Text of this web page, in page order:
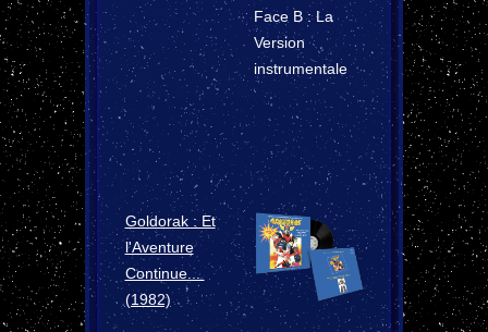
Face B : La
Version
instrumentale
Goldorak : Et
l'Aventure
Continue...
(1982)